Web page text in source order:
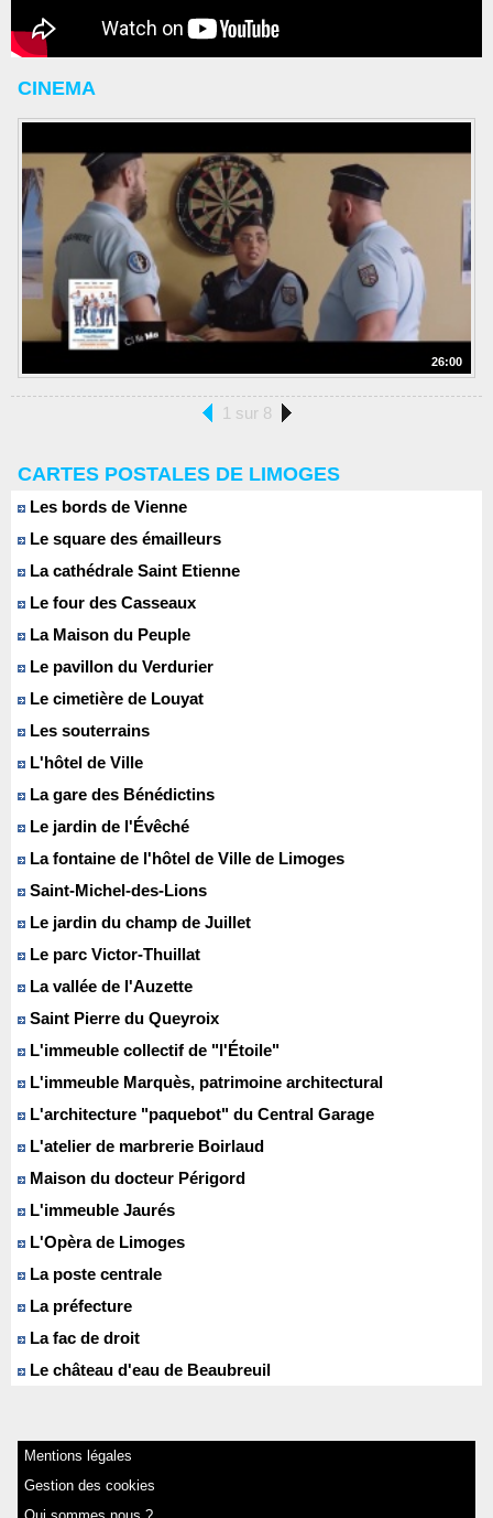
CINEMA
26:00
1 sur 8
CARTES POSTALES DE LIMOGES
Les bords de Vienne
Le square des émailleurs
La cathédrale Saint Etienne
Le four des Casseaux
La Maison du Peuple
Le pavillon du Verdurier
Le cimetière de Louyat
Les souterrains
L'hôtel de Ville
La gare des Bénédictins
Le jardin de l'Évêché
La fontaine de l'hôtel de Ville de Limoges
Saint-Michel-des-Lions
Le jardin du champ de Juillet
Le parc Victor-Thuillat
La vallée de l'Auzette
Saint Pierre du Queyroix
L'immeuble collectif de "l'Étoile"
L'immeuble Marquès, patrimoine architectural
L'architecture "paquebot" du Central Garage
L'atelier de marbrerie Boirlaud
Maison du docteur Périgord
L'immeuble Jaurés
L'Opèra de Limoges
La poste centrale
La préfecture
La fac de droit
Le château d'eau de Beaubreuil
Mentions légales
Gestion des cookies